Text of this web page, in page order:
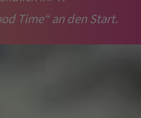
Time“ an den Start.